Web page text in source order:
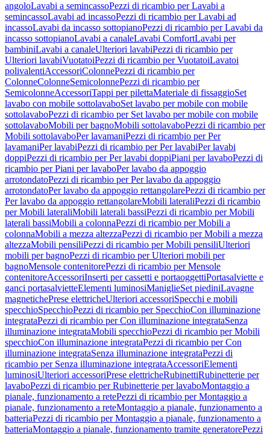
angoloLavabi a semincassoPezzi di ricambio per Lavabi a
semincassoLavabi ad incassoPezzi di ricambio per Lavabi ad
incassoLavabi da incasso sottopianoPezzi di ricambio per Lavabi da
incasso sottopianoLavabi a canaleLavabi ComfortLavabi per
bambiniLavabi a canaleUlteriori lavabiPezzi di ricambio per
Ulteriori lavabiVuotatoiPezzi di ricambio per VuotatoiLavatoi
polivalentiAccessoriColonnePezzi di ricambio per
ColonneColonneSemicolonnePezzi di ricambio per
SemicolonneAccessoriTappi per pilettaMateriale di fissaggioSet
lavabo con mobile sottolavaboSet lavabo per mobile con mobile
sottolavaboPezzi di ricambio per Set lavabo per mobile con mobile
sottolavaboMobili per bagnoMobili sottolavaboPezzi di ricambio per
Mobili sottolavaboPer lavamaniPezzi di ricambio per Per
lavamaniPer lavabiPezzi di ricambio per Per lavabiPer lavabi
doppiPezzi di ricambio per Per lavabi doppiPiani per lavaboPezzi di
ricambio per Piani per lavaboPer lavabo da appoggio
arrotondatoPezzi di ricambio per Per lavabo da appoggio
arrotondatoPer lavabo da appoggio rettangolarePezzi di ricambio per
Per lavabo da appoggio rettangolareMobili lateraliPezzi di ricambio
per Mobili lateraliMobili laterali bassiPezzi di ricambio per Mobili
laterali bassiMobili a colonnaPezzi di ricambio per Mobili a
colonnaMobili a mezza altezzaPezzi di ricambio per Mobili a mezza
altezzaMobili pensiliPezzi di ricambio per Mobili pensiliUlteriori
mobili per bagnoPezzi di ricambio per Ulteriori mobili per
bagnoMensole contenitorePezzi di ricambio per Mensole
contenitoreAccessoriInserti per cassetti e portaoggettiPortasalviette e
ganci portasalvietteElementi luminosiManiglieSet piediniLavagne
magnetichePrese elettricheUlteriori accessoriSpecchi e mobili
specchioSpecchioPezzi di ricambio per SpecchioCon illuminazione
integrataPezzi di ricambio per Con illuminazione integrataSenza
illuminazione integrataMobili specchioPezzi di ricambio per Mobili
specchioCon illuminazione integrataPezzi di ricambio per Con
illuminazione integrataSenza illuminazione integrataPezzi di
ricambio per Senza illuminazione integrataAccessoriElementi
luminosiUlteriori accessoriPrese elettricheRubinettiRubinetterie per
lavaboPezzi di ricambio per Rubinetterie per lavaboMontaggio a
pianale, funzionamento a retePezzi di ricambio per Montaggio a
pianale, funzionamento a reteMontaggio a pianale, funzionamento a
batteriaPezzi di ricambio per Montaggio a pianale, funzionamento a
batteriaMontaggio a pianale, funzionamento tramite generatorePezzi